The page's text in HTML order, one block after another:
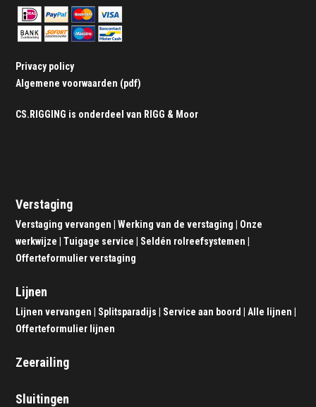
Privacy policy
Algemene voorwaarden (pdf)
CS.RIGGING is onderdeel van RIGG & Moor
Verstaging
Verstaging vervangen |Werking van de verstaging
Onze
werkwijze |Tuigage service Seldén rolreefsystemen
Offerteformulier verstaging
Lijnen
Lijnen vervangen Splitsparadijs Service aan boord |Alle lijnen
Offerteformulier lijnen
Zeerailing
Sluitingen